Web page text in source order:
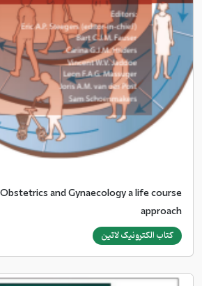
and Gynaecology a life course
approach
کتاب الکترونیک لاتین